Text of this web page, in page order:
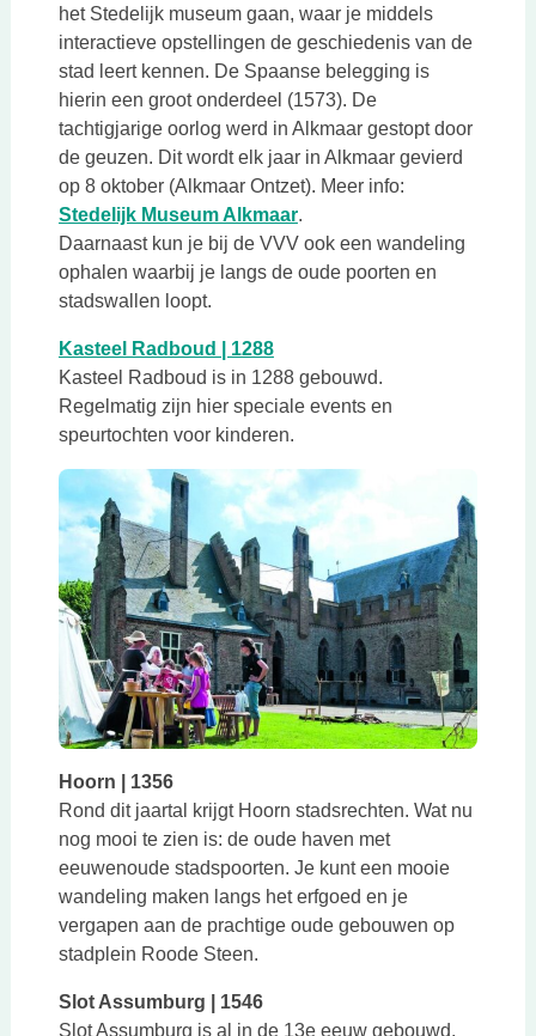
het Stedelijk museum gaan, waar je middels
interactieve opstellingen de geschiedenis van de
stad leert kennen. De Spaanse belegging is
hierin een groot onderdeel (1573). De
tachtigjarige oorlog werd in Alkmaar gestopt door
de geuzen. Dit wordt elk jaar in Alkmaar gevierd
op 8 oktober (Alkmaar Ontzet). Meer info:
Stedelijk Museum AlkmaarDeze link opent in een
.
Daarnaast kun je bij de VVV ook een wandeling
ophalen waarbij je langs de oude poorten en
stadswallen loopt.
Kasteel Radboud | 1288Deze link opent in een nieuwe
Kasteel Radboud is in 1288 gebouwd.
Regelmatig zijn hier speciale events en
speurtochten voor kinderen.
Hoorn | 1356
Rond dit jaartal krijgt Hoorn stadsrechten. Wat nu
nog mooi te zien is: de oude haven met
eeuwenoude stadspoorten. Je kunt een mooie
wandeling maken langs het erfgoed en je
vergapen aan de prachtige oude gebouwen op
stadplein Roode Steen.
Slot Assumburg | 1546
Slot Assumburg is al in de 13e eeuw gebouwd,